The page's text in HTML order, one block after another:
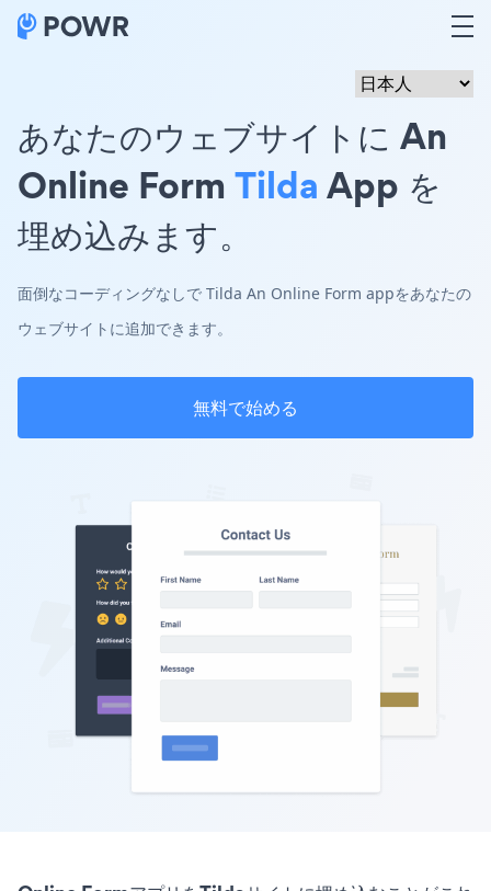
あなたのウェブサイトに An
Online Form TildaApp を
埋め込みます。
面倒なコーディングなしで Tilda An Online Form appをあなたの
ウェブサイトに追加できます。
無料で始める